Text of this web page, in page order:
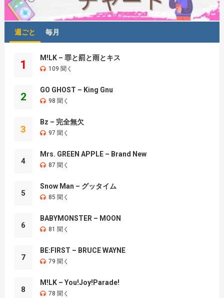
週ごと 毎月
1
M!LK – 罪と罰と雨とキス
109 聞く
2
GO GHOST – King Gnu
98 聞く
3
Bz – 完全無欠
97 聞く
4
Mrs. GREEN APPLE – Brand New
87 聞く
5
Snow Man – グッタイム
85 聞く
6
BABYMONSTER – MOON
81 聞く
7
BE:FIRST – BRUCE WAYNE
79 聞く
8
M!LK – You!Joy!Parade!
78 聞く